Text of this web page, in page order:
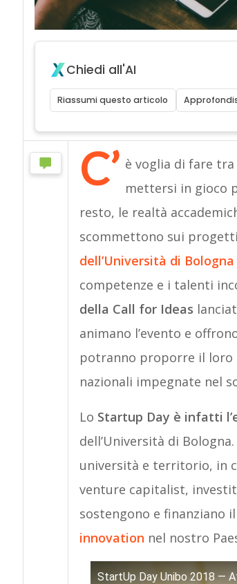
Chiedi all'AI
Riassumi questo articolo
C’ è voglia di fare
mettersi in gioco
resto, le realtà
scommettono sui
dell’Università di Bologna
competenze e i talenti
della Call for Ideas
animano l’evento e
potranno proporre il
nazionali impegnate nel
Lo Startup Day è infatti
dell’Università di
università e territorio, in
venture capitalist,
sostengono e finanziano
innovation nel nostro
StartUp Day Unibo 2018 —